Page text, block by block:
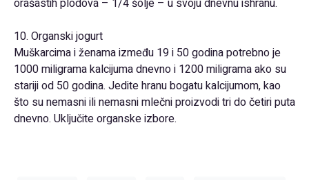
orašastih plodova – 1/4 šolje – u svoju dnevnu ishranu.
10. Organski jogurt
Muškarcima i ženama između 19 i 50 godina potrebno je
1000 miligrama kalcijuma dnevno i 1200 miligrama ako su
stariji od 50 godina. Jedite hranu bogatu kalcijumom, kao
što su nemasni ili nemasni mlečni proizvodi tri do četiri puta
dnevno. Uključite organske izbore.